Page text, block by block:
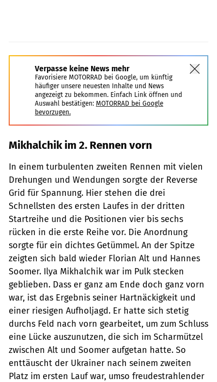
Verpasse keine News mehr
Favorisiere MOTORRAD bei Google, um künftig
häufiger unsere neuesten Inhalte und News
angezeigt zu bekommen. Einfach Link öffnen und
Auswahl bestätigen: MOTORRAD bei Google
bevorzugen.
Mikhalchik im 2. Rennen vorn
In einem turbulenten zweiten Rennen mit vielen
Drehungen und Wendungen sorgte der Reverse
Grid für Spannung. Hier stehen die drei
Schnellsten des ersten Laufes in der dritten
Startreihe und die Positionen vier bis sechs
rücken in die erste Reihe vor. Die Anordnung
sorgte für ein dichtes Getümmel. An der Spitze
zeigten sich bald wieder Florian Alt und Hannes
Soomer. Ilya Mikhalchik war im Pulk stecken
geblieben. Dass er ganz am Ende doch ganz vorn
war, ist das Ergebnis seiner Hartnäckigkeit und
einer riesigen Aufholjagd. Er hatte sich stetig
durchs Feld nach vorn gearbeitet, um zum Schluss
eine Lücke auszunutzen, die sich im Scharmützel
zwischen Alt und Soomer aufgetan hatte. So
enttäuscht der Ukrainer nach seinem zweiten
Platz im ersten Lauf war, umso freudestrahlender